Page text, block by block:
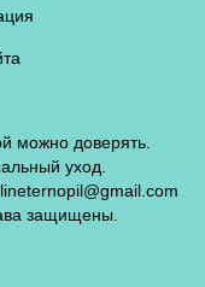
можно доверять.
уход.
защищены.